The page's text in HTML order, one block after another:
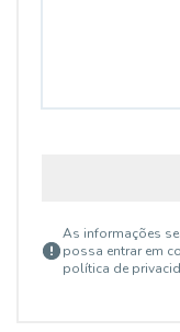
As informações
possa entrar em
política de